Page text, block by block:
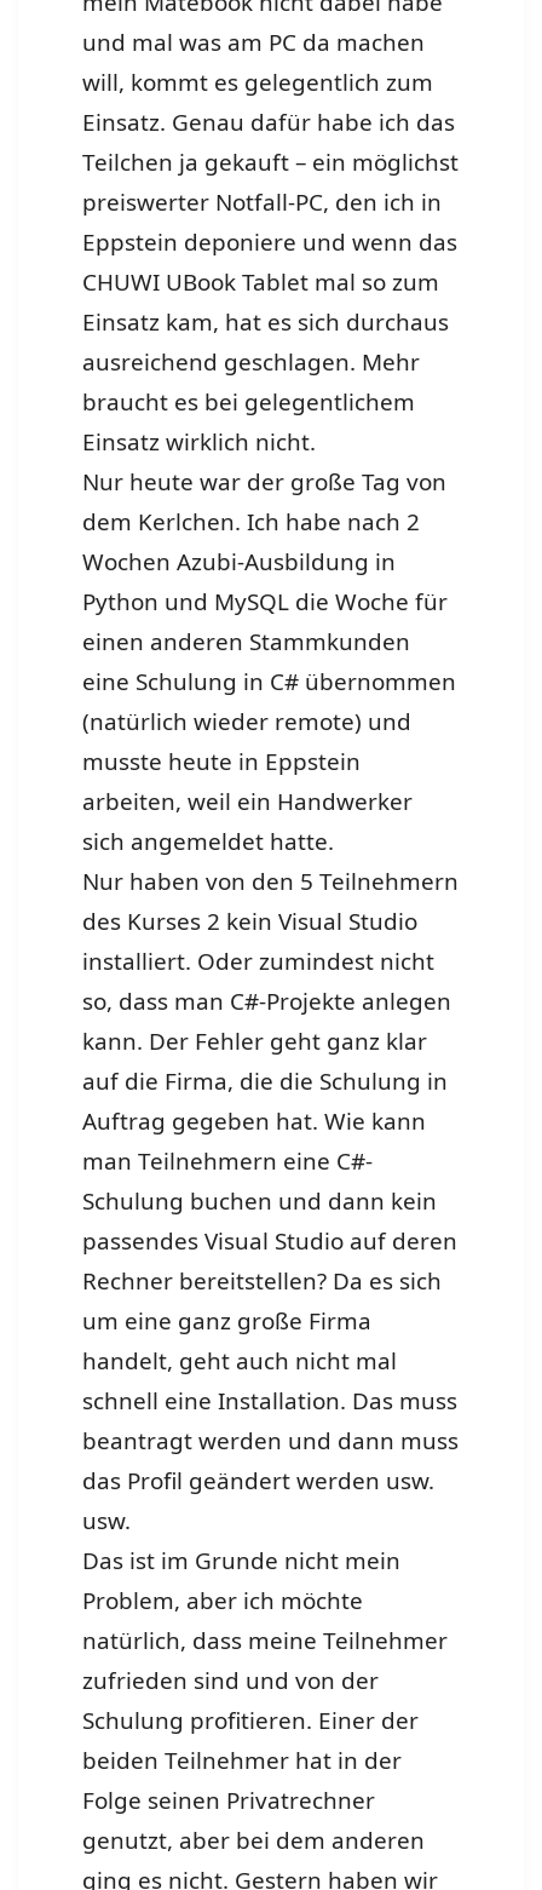
und mal was am PC da machen
will, kommt es gelegentlich zum
Einsatz. Genau dafür habe ich das
Teilchen ja gekauft – ein möglichst
preiswerter Notfall-PC, den ich in
Eppstein deponiere und wenn das
CHUWI UBook Tablet mal so zum
Einsatz kam, hat es sich durchaus
ausreichend geschlagen. Mehr
braucht es bei gelegentlichem
Einsatz wirklich nicht.
Nur heute war der große Tag von
dem Kerlchen. Ich habe nach 2
Wochen Azubi-Ausbildung in
Python und MySQL die Woche für
einen anderen Stammkunden
eine Schulung in C# übernommen
(natürlich wieder remote) und
musste heute in Eppstein
arbeiten, weil ein Handwerker
sich angemeldet hatte.
Nur haben von den 5 Teilnehmern
des Kurses 2 kein Visual Studio
installiert. Oder zumindest nicht
so, dass man C#-Projekte anlegen
kann. Der Fehler geht ganz klar
auf die Firma, die die Schulung in
Auftrag gegeben hat. Wie kann
man Teilnehmern eine C#-
Schulung buchen und dann kein
passendes Visual Studio auf deren
Rechner bereitstellen? Da es sich
um eine ganz große Firma
handelt, geht auch nicht mal
schnell eine Installation. Das muss
beantragt werden und dann muss
das Profil geändert werden usw.
usw.
Das ist im Grunde nicht mein
Problem, aber ich möchte
natürlich, dass meine Teilnehmer
zufrieden sind und von der
Schulung profitieren. Einer der
beiden Teilnehmer hat in der
Folge seinen Privatrechner
genutzt, aber bei dem anderen
ging es nicht. Gestern haben wir